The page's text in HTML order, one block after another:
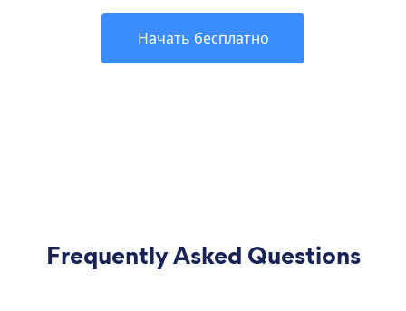
Начать бесплатно
Frequently Asked Questions